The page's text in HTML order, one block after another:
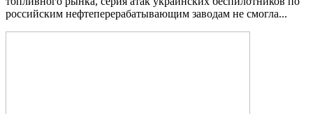
российским нефтеперерабатывающим заводам не смогла...